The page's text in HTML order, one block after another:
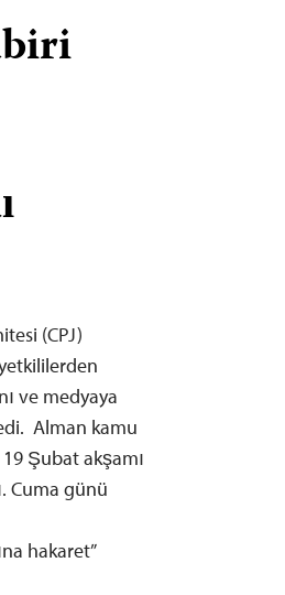
(CPJ)
ve medyaya
Alman kamu
Şubat akşamı
Cuma günü
hakaret”